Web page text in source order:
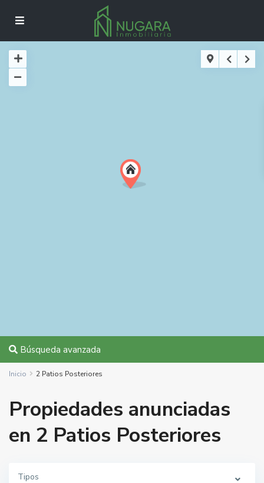
Búsqueda avanzada
Inicio 2 Patios Posteriores
Propiedades anunciadas
en 2 Patios Posteriores
Tipos